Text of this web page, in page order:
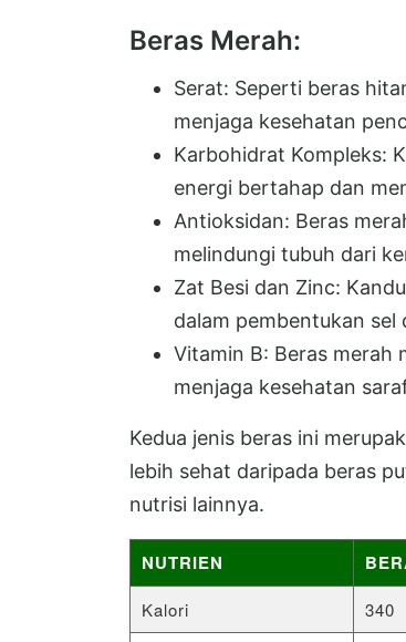
Beras Merah:
Serat: Seperti beras
menjaga kesehatan
Karbohidrat Kompleks:
energi bertahap dan
Antioksidan: Beras
melindungi tubuh dari
Zat Besi dan Zinc:
dalam pembentukan
Vitamin B: Beras merah
menjaga kesehatan
Kedua jenis beras ini
lebih sehat daripada beras
nutrisi lainnya.
NUTRIEN
Kalori 340